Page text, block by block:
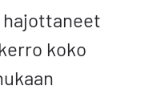
koko